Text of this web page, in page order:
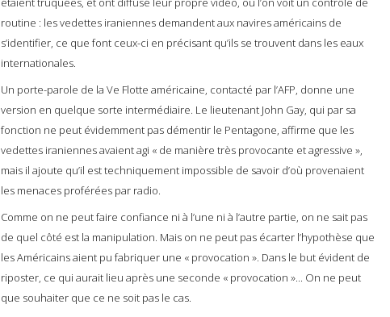
routine : les vedettes iraniennes demandent aux navires américains de
s’identifier, ce que font ceux-ci en précisant qu’ils se trouvent dans les eaux
internationales.
Un porte-parole de la Ve Flotte américaine, contacté par l’AFP, donne une
version en quelque sorte intermédiaire. Le lieutenant John Gay, qui par sa
fonction ne peut évidemment pas démentir le Pentagone, affirme que les
vedettes iraniennes avaient agi « de manière très provocante et agressive »,
mais il ajoute qu’il est techniquement impossible de savoir d’où provenaient
les menaces proférées par radio.
Comme on ne peut faire confiance ni à l’une ni à l’autre partie, on ne sait pas
de quel côté est la manipulation. Mais on ne peut pas écarter l’hypothèse que
les Américains aient pu fabriquer une « provocation ». Dans le but évident de
riposter, ce qui aurait lieu après une seconde « provocation »... On ne peut
que souhaiter que ce ne soit pas le cas.